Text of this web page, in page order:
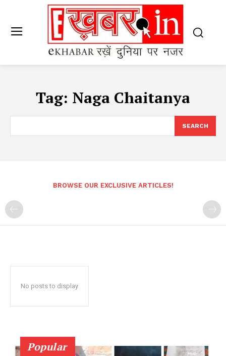
Tag: Naga Chaitanya
SEARCH
BROWSE OUR EXCLUSIVE ARTICLES!
No posts to display
Popular